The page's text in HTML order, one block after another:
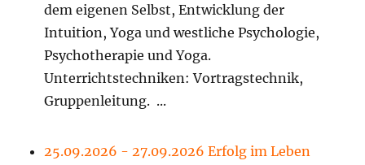
dem eigenen Selbst, Entwicklung der
Intuition, Yoga und westliche Psychologie,
Psychotherapie und Yoga.
Unterrichtstechniken: Vortragstechnik,
Gruppenleitung. ...
25.09.2026 - 27.09.2026 Erfolg im Leben